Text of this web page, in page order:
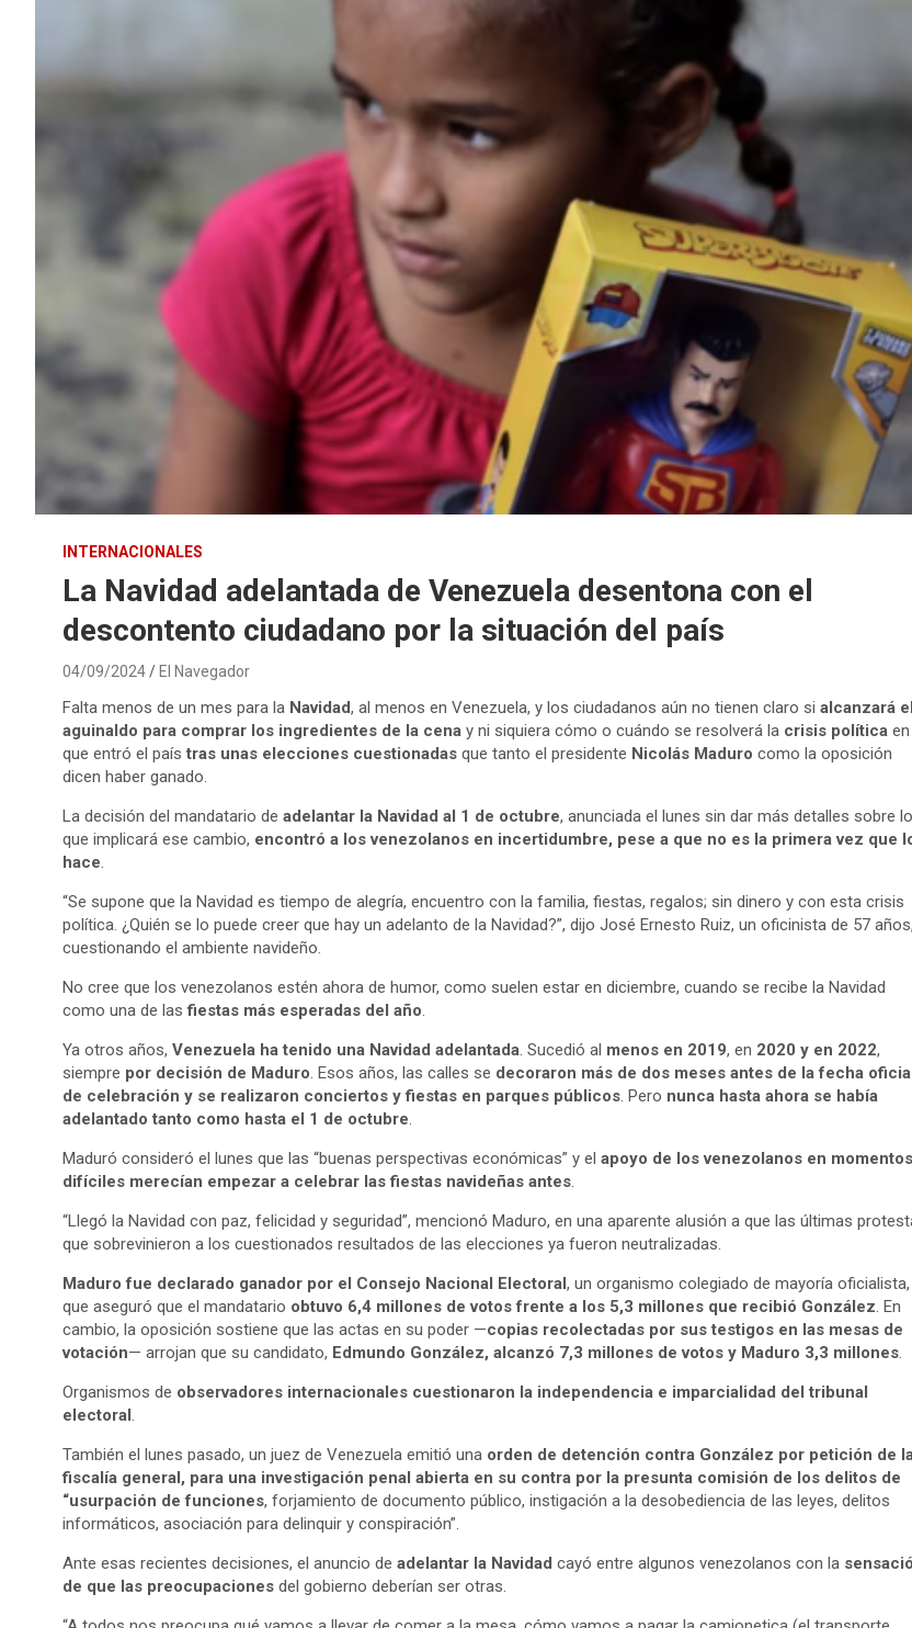
INTERNACIONALES
La Navidad adelantada de Venezuela desentona con el
descontento ciudadano por la situación del país
04/09/2024 El Navegador
Falta menos de un mes para la Navidad, al menos en Venezuela, y los ciudadanos aún no tienen claro si alcanzará el
aguinaldo para comprar los ingredientes de la cena y ni siquiera cómo o cuándo se resolverá la crisis política
que entró el paístras unas elecciones cuestionadas que tanto el presidente Nicolás Maduro como la oposición
dicen haber ganado.
La decisión del mandatario de adelantar la Navidad al 1 de octubre, anunciada el lunes sin dar más detalles sobre lo
que implicará ese cambio, encontró a los venezolanos en incertidumbre, pese a que no es la primera vez que
hace.
“Se supone que la Navidad es tiempo de alegría, encuentro con la familia, fiestas, regalos; sin dinero y con esta crisis
política. ¿Quién se lo puede creer que hay un adelanto de la Navidad?”, dijo José Ernesto Ruiz, un oficinista de 57 años,
cuestionando el ambiente navideño.
No cree que los venezolanos estén ahora de humor, como suelen estar en diciembre, cuando se recibe la Navidad
como una de lasfiestas más esperadas del año.
Ya otros años, Venezuela ha tenido una Navidad adelantada. Sucedió al menos en 2019, en 2020 y en 2022,
siempre por decisión de Maduro. Esos años, las calles se decoraron más de dos meses antes de la fecha
de celebración y se realizaron conciertos y fiestas en parques públicos. Pero nunca hasta ahora se había
adelantado tanto como hasta el 1 de octubre.
Maduró consideró el lunes que las “buenas perspectivas económicas” y el apoyo de los venezolanos en momentos
difíciles merecían empezar a celebrar las fiestas navideñas antes.
“Llegó la Navidad con paz, felicidad y seguridad”, mencionó Maduro, en una aparente alusión a que las últimas
que sobrevinieron a los cuestionados resultados de las elecciones ya fueron neutralizadas.
Maduro fue declarado ganador por el Consejo Nacional Electoral, un organismo colegiado de mayoría oficialista,
que aseguró que el mandatario obtuvo 6,4 millones de votos frente a los 5,3 millones que recibió González. En
cambio, la oposición sostiene que las actas en su poder —copias recolectadas por sus testigos en las mesas de
votación— arrojan que su candidato, Edmundo González, alcanzó 7,3 millones de votos y Maduro 3,3 millones.
Organismos de observadores internacionales cuestionaron la independencia e imparcialidad del tribunal
electoral.
También el lunes pasado, un juez de Venezuela emitió una orden de detención contra González por petición de
fiscalía general, para una investigación penal abierta en su contra por la presunta comisión de los delitos de
“usurpación de funciones, forjamiento de documento público, instigación a la desobediencia de las leyes, delitos
informáticos, asociación para delinquir y conspiración”.
Ante esas recientes decisiones, el anuncio de adelantar la Navidad cayó entre algunos venezolanos con la
de que las preocupaciones del gobierno deberían ser otras.